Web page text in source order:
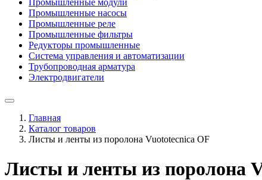
Промышленные модули
Промышленные насосы
Промышленные реле
Промышленные фильтры
Редукторы промышленные
Система управления и автоматизации
Трубопроводная арматура
Электродвигатели
Главная
Каталог товаров
Листы и ленты из поролона Vuototecnica OF
Листы и ленты из поролона